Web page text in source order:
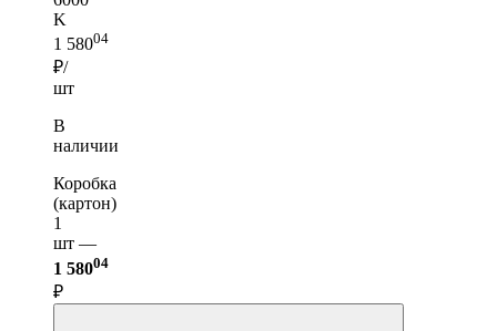
K
1 58004
₽/
шт
В
наличии
Коробка
(картон)
1
шт —
1 58004
₽